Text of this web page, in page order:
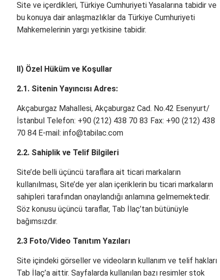
Site ve içerdikleri, Türkiye Cumhuriyeti Yasalarına tabidir ve
bu konuya dair anlaşmazlıklar da Türkiye Cumhuriyeti
Mahkemelerinin yargı yetkisine tabidir.
II) Özel Hüküm ve Koşullar
2.1. Sitenin Yayıncısı Adres:
Akçaburgaz Mahallesi, Akçaburgaz Cad. No.42 Esenyurt/
İstanbul Telefon: +90 (212) 438 70 83 Fax: +90 (212) 438
70 84 E-mail: info@tabilac.com
2.2. Sahiplik ve Telif Bilgileri
Site’de belli üçüncü taraflara ait ticari markaların
kullanılması, Site’de yer alan içeriklerin bu ticari markaların
sahipleri tarafından onaylandığı anlamına gelmemektedir.
Söz konusu üçüncü taraflar, Tab İlaç’tan bütünüyle
bağımsızdır.
2.3 Foto/Video Tanıtım Yazıları
Site içindeki görseller ve videoların kullanım ve telif hakları
Tab İlaç’a aittir. Sayfalarda kullanılan bazı resimler stok